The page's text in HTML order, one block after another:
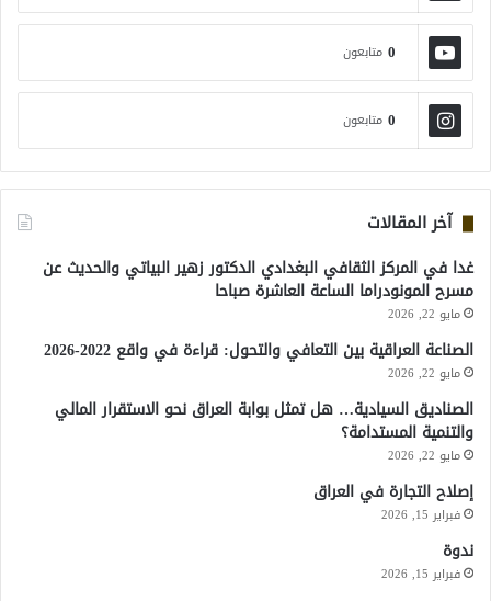
0 متابعون
0 متابعون
آخر المقالات
غدا في المركز الثقافي البغدادي الدكتور زهير البياتي والحديث عن
مسرح المونودراما الساعة العاشرة صباحا
مايو 22, 2026
الصناعة العراقية بين التعافي والتحول: قراءة في واقع 2022-2026
مايو 22, 2026
الصناديق السيادية… هل تمثل بوابة العراق نحو الاستقرار المالي
والتنمية المستدامة؟
مايو 22, 2026
إصلاح التجارة في العراق
فبراير 15, 2026
ندوة
فبراير 15, 2026